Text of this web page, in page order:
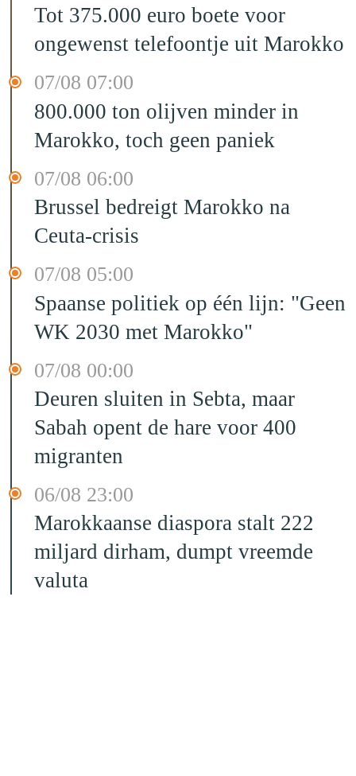
Tot 375.000 euro boete voor
ongewenst telefoontje uit Marokko
07/08 07:00
800.000 ton olijven minder in
Marokko, toch geen paniek
07/08 06:00
Brussel bedreigt Marokko na
Ceuta-crisis
07/08 05:00
Spaanse politiek op één lijn: "Geen
WK 2030 met Marokko"
07/08 00:00
Deuren sluiten in Sebta, maar
Sabah opent de hare voor 400
migranten
06/08 23:00
Marokkaanse diaspora stalt 222
miljard dirham, dumpt vreemde
valuta